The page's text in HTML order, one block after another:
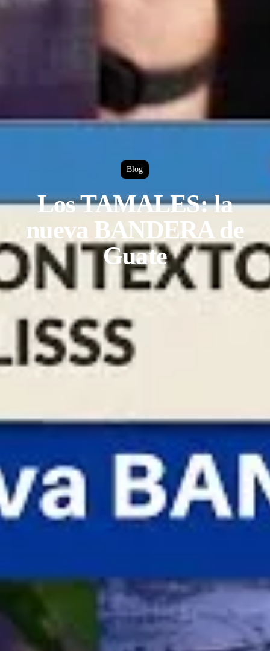
Blog
Los TAMALES: la
nueva BANDERA de
Guate